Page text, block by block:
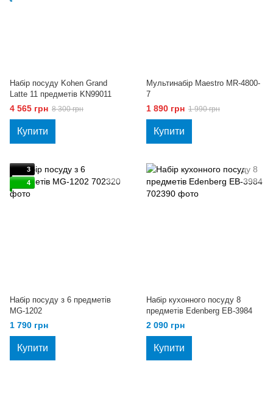
Набір посуду Kohen Grand
Latte 11 предметів KN99011
4 565 грн 8 300 грн
Купити
Мультинабір Maestro MR-4800-
7
1 890 грн 1 990 грн
Купити
3
4
Набір посуду з 6 предметів
MG-1202
1 790 грн
Купити
Набір кухонного посуду 8
предметів Edenberg EB-3984
2 090 грн
Купити